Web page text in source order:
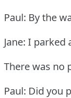
Paul: By the
Jane: I parked
There was no
Paul: Did you